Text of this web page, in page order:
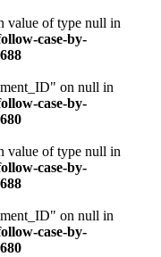
value of type null in
case-by-
688
on null in
case-by-
680
value of type null in
case-by-
688
on null in
case-by-
680